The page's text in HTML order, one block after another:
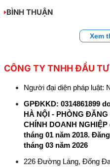
BÌNH THUẬN
Xem
CÔNG TY TNHH ĐẦU
Người đại diện pháp luật:
GPĐKKD: 0314861899
HÀ NỘI - PHÒNG
CHÍNH DOANH
tháng 01 năm 2018.
tháng 03 năm 2026
226 Đường Láng, Đống